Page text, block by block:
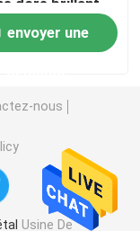
émail dur
badge
envoyer une
nous
Usine De